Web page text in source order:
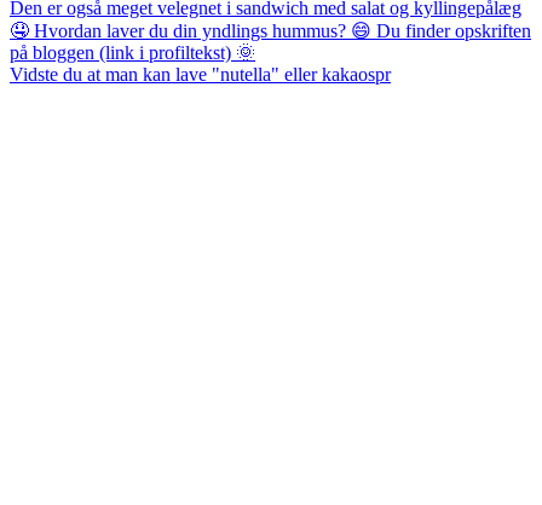
Vidste du at man kan lave "nutella" eller kakaospr